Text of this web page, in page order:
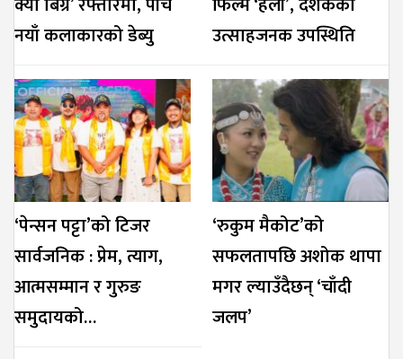
नयाँ कलाकारको डेब्यु
उत्साहजनक उपस्थिति
‘पेन्सन पट्टा’को टिजर
सार्वजनिक : प्रेम, त्याग,
आत्मसम्मान र गुरुङ
समुदायको…
‘रुकुम मैकोट’को
सफलतापछि अशोक थापा
मगर ल्याउँदैछन् ‘चाँदी
जलप’